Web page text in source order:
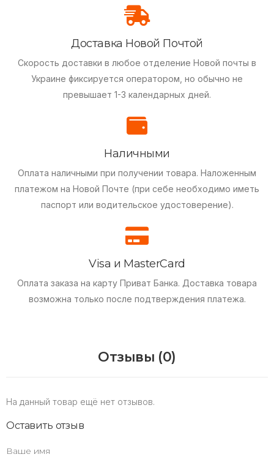
Доставка Новой Почтой
Скорость доставки в любое отделение Новой почты в
Украине фиксируется оператором, но обычно не
превышает 1-3 календарных дней.
Наличными
Оплата наличными при получении товара. Наложенным
платежом на Новой Почте (при себе необходимо иметь
паспорт или водительское удостоверение).
Visa и MasterCard
Оплата заказа на карту Приват Банка. Доставка товара
возможна только после подтверждения платежа.
Отзывы (0)
На данный товар ещё нет отзывов.
Оставить отзыв
Ваше имя